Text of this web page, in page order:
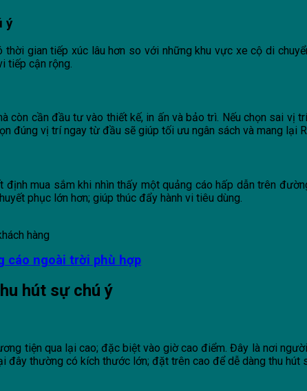
ý
gian tiếp xúc lâu hơn so với những khu vực xe cộ di
tiếp cận rộng.
còn cần đầu tư vào thiết kế, in ấn và bảo trì. Nếu chọn sai vị
đúng vị trí ngay từ đầu sẽ giúp tối ưu ngân sách và mang lại
định mua sắm khi nhìn thấy một quảng cáo hấp dẫn trên
phục lớn hơn; giúp thúc đẩy hành vi tiêu dùng.
hàng
cáo ngoài trời phù hợp
hút sự chú ý
tiện qua lại cao; đặc biệt vào giờ cao điểm. Đây là nơi
đây thường có kích thước lớn; đặt trên cao để dễ dàng thu hút